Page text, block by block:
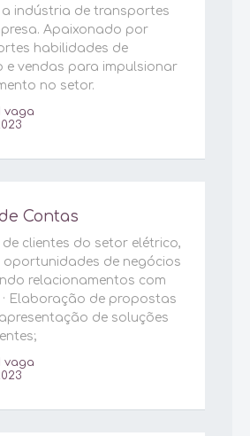
indústria de transportes
Apaixonado por
habilidades de
e vendas para impulsionar
no setor.
vaga
Contas
de clientes do setor elétrico,
oportunidades de negócios
relacionamentos com
· Elaboração de propostas
de soluções
vaga